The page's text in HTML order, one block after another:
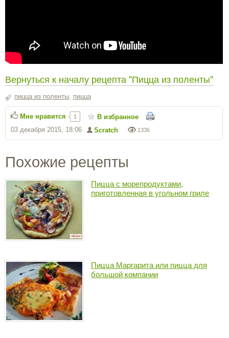
Вернуться к началу рецепта "Пицца из поленты"
пицца из поленты, пицца
1336
Scratch
03 декабря 2015, 18:06
Мне нравится 1 В избранное
Похожие рецепты
Пицца с морепродуктами,
приготовленная в угольном гриле
Пицца Маргарита или пицца для
большой компании